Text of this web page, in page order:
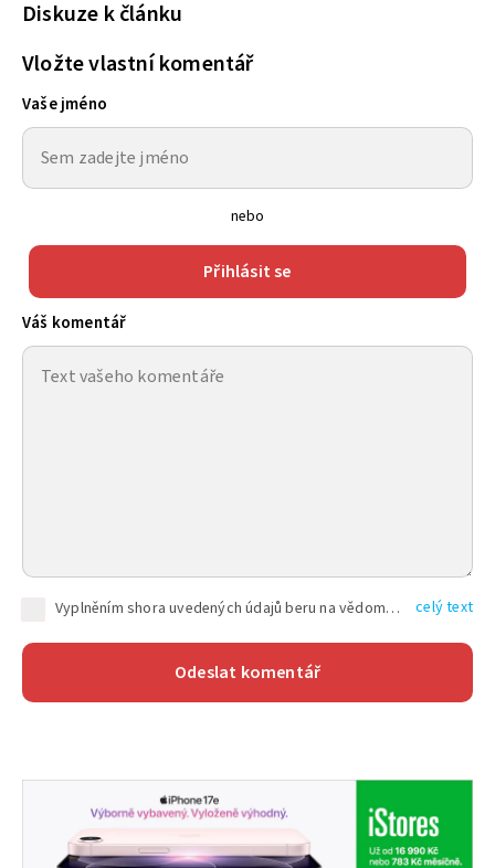
Diskuze k článku
Vložte vlastní komentář
Vaše jméno
nebo
Přihlásit se
Váš komentář
Vyplněním shora uvedených údajů beru na vědomí, že společnost TEXT FACTORY s.r.o., sídlem Brno, Durďákova 336/29, Černá Pole, PSČ: 613 00, IČ: 06157831, zapsané u Krajského soudu v Brně, oddíl C, vložka 100399, bude zpracovávat mé osobní údaje uvedené v rámci mnou vyplněného registračního formuláře na základě oprávněných zájmů TEXT FACTORY s.r.o. dle čl. 6 odst. 1 písm. f) GDPR a pro splnění právních povinností (čl. 6 odst. 1 písm. c) GDPR), a to pro tyto účely: nezbytnost zajistit oprávnění návštěvníka webových stránek provozovaných společností TEXT FACTORY s.r.o. přispívat aktivně ke zveřejněným článkům nebo v rámci diskusních fór a výkon práv TEXT FACTORY s.r.o. jako administrátora těchto diskusních fór. Více informací o zpracování osobních údajů a právech lze nalézt v celý text